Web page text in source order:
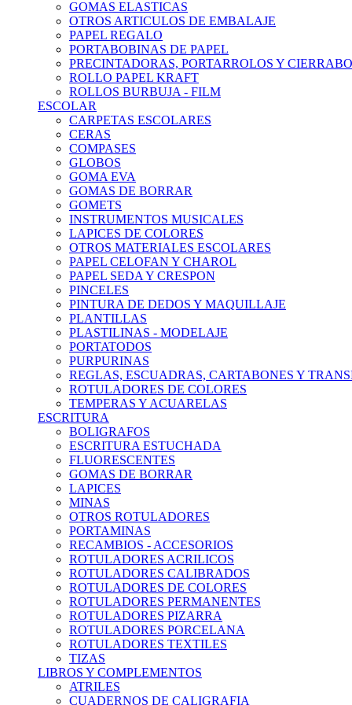
GOMAS ELASTICAS
OTROS ARTICULOS DE EMBALAJE
PAPEL REGALO
PORTABOBINAS DE PAPEL
PRECINTADORAS, PORTARROLOS Y
ROLLO PAPEL KRAFT
ROLLOS BURBUJA - FILM
ESCOLAR
CARPETAS ESCOLARES
CERAS
COMPASES
GLOBOS
GOMA EVA
GOMAS DE BORRAR
GOMETS
INSTRUMENTOS MUSICALES
LAPICES DE COLORES
OTROS MATERIALES ESCOLARES
PAPEL CELOFAN Y CHAROL
PAPEL SEDA Y CRESPON
PINCELES
PINTURA DE DEDOS Y MAQUILLAJE
PLANTILLAS
PLASTILINAS - MODELAJE
PORTATODOS
PURPURINAS
REGLAS, ESCUADRAS, CARTABONES Y
ROTULADORES DE COLORES
TEMPERAS Y ACUARELAS
ESCRITURA
BOLIGRAFOS
ESCRITURA ESTUCHADA
FLUORESCENTES
GOMAS DE BORRAR
LAPICES
MINAS
OTROS ROTULADORES
PORTAMINAS
RECAMBIOS - ACCESORIOS
ROTULADORES ACRILICOS
ROTULADORES CALIBRADOS
ROTULADORES DE COLORES
ROTULADORES PERMANENTES
ROTULADORES PIZARRA
ROTULADORES PORCELANA
ROTULADORES TEXTILES
TIZAS
LIBROS Y COMPLEMENTOS
ATRILES
CUADERNOS DE CALIGRAFIA